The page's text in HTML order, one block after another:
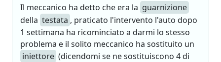
Il meccanico ha detto che era la guarnizione
della testata , praticato l'intervento l'auto dopo
1 settimana ha ricominciato a darmi lo stesso
problema e il solito meccanico ha sostituito un
iniettore (dicendomi se ne sostituiscono 4 di